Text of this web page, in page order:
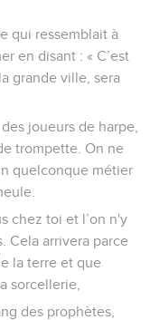
qui ressemblait à
en disant : « C’est
grande ville, sera
joueurs de harpe,
trompette. On ne
quelconque métier
chez toi et l’on n'y
Cela arrivera parce
la terre et que
sorcellerie,
des prophètes,